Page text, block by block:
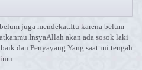
juga mendekat.Itu karena belum
akan ada sosok laki
dan Penyayang.Yang saat ini tengah